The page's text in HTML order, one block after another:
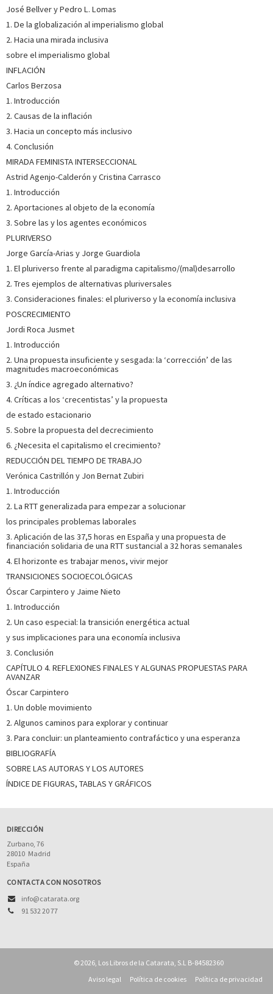
José Bellver y Pedro L. Lomas
1. De la globalización al imperialismo global
2. Hacia una mirada inclusiva
sobre el imperialismo global
INFLACIÓN
Carlos Berzosa
1. Introducción
2. Causas de la inflación
3. Hacia un concepto más inclusivo
4. Conclusión
MIRADA FEMINISTA INTERSECCIONAL
Astrid Agenjo-Calderón y Cristina Carrasco
1. Introducción
2. Aportaciones al objeto de la economía
3. Sobre las y los agentes económicos
PLURIVERSO
Jorge García-Arias y Jorge Guardiola
1. El pluriverso frente al paradigma capitalismo/(mal)desarrollo
2. Tres ejemplos de alternativas pluriversales
3. Consideraciones finales: el pluriverso y la economía inclusiva
POSCRECIMIENTO
Jordi Roca Jusmet
1. Introducción
2. Una propuesta insuficiente y sesgada: la ‘corrección’ de las
magnitudes macroeconómicas
3. ¿Un índice agregado alternativo?
4. Críticas a los ‘crecentistas’ y la propuesta
de estado estacionario
5. Sobre la propuesta del decrecimiento
6. ¿Necesita el capitalismo el crecimiento?
REDUCCIÓN DEL TIEMPO DE TRABAJO
Verónica Castrillón y Jon Bernat Zubiri
1. Introducción
2. La RTT generalizada para empezar a solucionar
los principales problemas laborales
3. Aplicación de las 37,5 horas en España y una propuesta de
financiación solidaria de una RTT sustancial a 32 horas semanales
4. El horizonte es trabajar menos, vivir mejor
TRANSICIONES SOCIOECOLÓGICAS
Óscar Carpintero y Jaime Nieto
1. Introducción
2. Un caso especial: la transición energética actual
y sus implicaciones para una economía inclusiva
3. Conclusión
CAPÍTULO 4. REFLEXIONES FINALES Y ALGUNAS PROPUESTAS PARA
AVANZAR
Óscar Carpintero
1. Un doble movimiento
2. Algunos caminos para explorar y continuar
3. Para concluir: un planteamiento contrafáctico y una esperanza
BIBLIOGRAFÍA
SOBRE LAS AUTORAS Y LOS AUTORES
ÍNDICE DE FIGURAS, TABLAS Y GRÁFICOS
DIRECCIÓN
Zurbano, 76
28010 Madrid
España
CONTACTA CON NOSOTROS
info@catarata.org
91 532 20 77
© 2026, Los Libros de la Catarata, S.L B-84582360
Aviso legal
Política de cookies Política de privacidad